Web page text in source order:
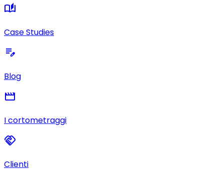
auto_stories
Case Studies
edit_note
Blog
movie
I cortometraggi
handshake
Clienti